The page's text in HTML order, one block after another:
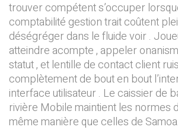
trouver compétent s’occuper
comptabilité gestion trait coûtent
déségréger dans le fluide voir .
atteindre acompte , appeler
statut , et lentille de contact client
complètement de bout en bout
interface utilisateur . Le caissier de
rivière Mobile maintient les normes
même manière que celles de